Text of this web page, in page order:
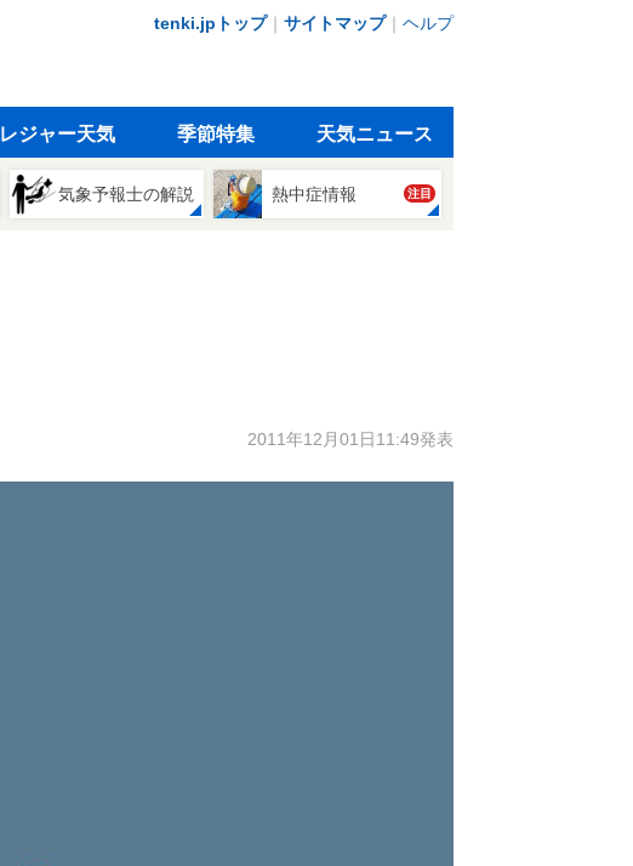
tenki.jpトップ｜ サイトマップ｜ ヘルプ
レジャー天気 季節特集 天気ニュース
気象予報士の解説 熱中症情報 注目
2011年12月01日11:49発表